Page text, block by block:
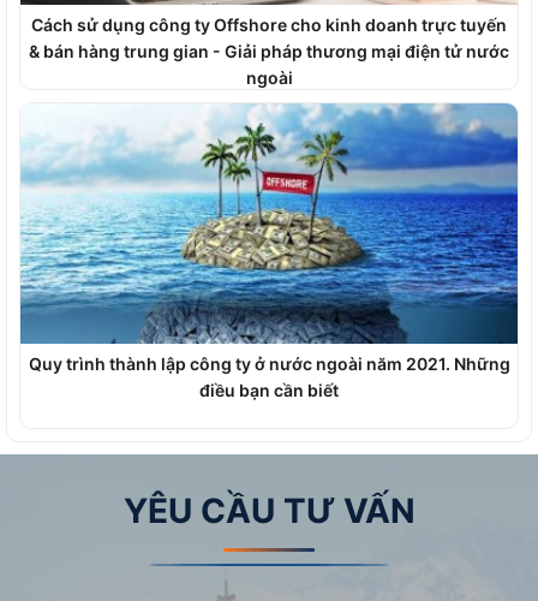
Cách sử dụng công ty Offshore cho kinh doanh trực tuyến
& bán hàng trung gian - Giải pháp thương mại điện tử nước
ngoài
Quy trình thành lập công ty ở nước ngoài năm 2021. Những
điều bạn cần biết
YÊU CẦU TƯ VẤN